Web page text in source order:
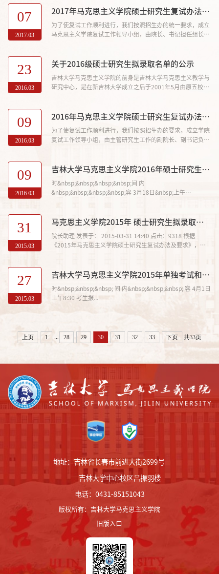
07
2017.03
2017年马克思主义学院硕士研究生复试办法及要求
为了使复试工作顺利进行，我们按照招生办的统一要求，成立
马克思主义学院复试工作领导小组，由院长、书记担任组长，
23
2016.03
关于2016级硕士研究生拟录取名单的公示
吉林大学马克思主义学院的前身是吉林大学马克思主义教学与
研究中心，是在新吉林大学成立之后于2001年5月由原五校马
09
2016.03
2016年马克思主义学院硕士研究生复试办法及要求
为了使复试工作顺利进行，我们按照招生办的要求，成立学院
复试工作领导小组，由主管研究生工作的副院长、副书记负
09
2016.03
吉林大学马克思主义学院2016年硕士研究生复试通知
时&nbsp;&nbsp;&nbsp;&nbsp;间 内
&nbsp;&nbsp;&nbsp;&nbsp;容 3月18日&nbsp;上午
31
2015.03
马克思主义学院2015年 硕士研究生拟录取汇总表公示
院长助理 发表于： 2015-03-31 14:40 点击：9318 根据
《2015年马克思主义学院硕士研究生复试办法及要求》，我
27
2015.03
吉林大学马克思主义学院2015年单独考试和少数民族硕士研究生复试通知
时&nbsp;&nbsp;&nbsp; 间 内&nbsp;&nbsp;&nbsp; 容 4月1日
上午8:30 考生报...
上页 1 28 29 30 31 32 33 下页 共33页
地址：吉林省长春市前进大街2699号
吉林大学中心校区吕振羽楼
电话：0431-85151043
版权所有： 吉林大学马克思主义学院
旧版入口